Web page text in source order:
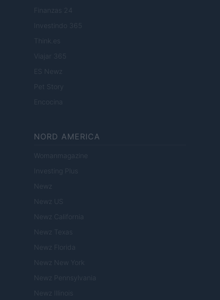
Finanzas 24
Investindo 365
Think.es
Viajar 365
ES Newz
Pet Story
Encocina
NORD AMERICA
Womanmagazine
Investing Plus
Newz
Newz US
Newz California
Newz Texas
Newz Florida
Newz New York
Newz Pennsylvania
Newz Illinois